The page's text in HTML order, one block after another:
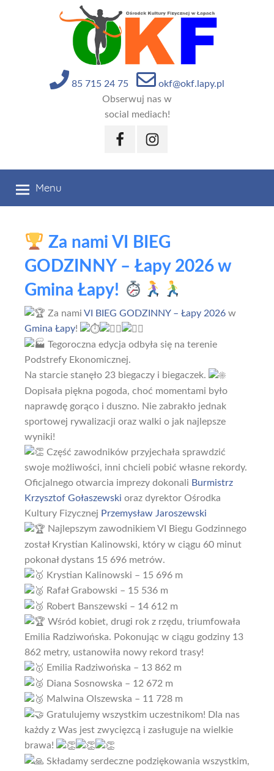
85 715 24 75
okf@okf.lapy.pl
Obserwuj nas w
social mediach!
FacebookInstagram
Menu
Za nami VI BIEG
GODZINNY – Łapy 2026 w
Gmina Łapy!
Za nami VI BIEG GODZINNY – Łapy 2026 w
Gmina Łapy!
Tegoroczna edycja odbyła się na terenie
Podstrefy Ekonomicznej.
Na starcie stanęło 23 biegaczy i biegaczek.
Dopisała piękna pogoda, choć momentami było
naprawdę gorąco i duszno. Nie zabrakło jednak
sportowej rywalizacji oraz walki o jak najlepsze
wyniki!
Część zawodników przyjechała sprawdzić
swoje możliwości, inni chcieli pobić własne rekordy.
Oficjalnego otwarcia imprezy dokonali Burmistrz
Krzysztof Gołaszewski oraz dyrektor Ośrodka
Kultury Fizycznej Przemysław Jaroszewski
Najlepszym zawodnikiem VI Biegu Godzinnego
został Krystian Kalinowski, który w ciągu 60 minut
pokonał dystans 15 696 metrów.
Krystian Kalinowski – 15 696 m
Rafał Grabowski – 15 536 m
Robert Banszewski – 14 612 m
Wśród kobiet, drugi rok z rzędu, triumfowała
Emilia Radziwońska. Pokonując w ciągu godziny 13
862 metry, ustanowiła nowy rekord trasy!
Emilia Radziwońska – 13 862 m
Diana Sosnowska – 12 672 m
Malwina Olszewska – 11 728 m
Gratulujemy wszystkim uczestnikom! Dla nas
każdy z Was jest zwycięzcą i zasługuje na wielkie
brawa!
Składamy serdeczne podziękowania wszystkim,